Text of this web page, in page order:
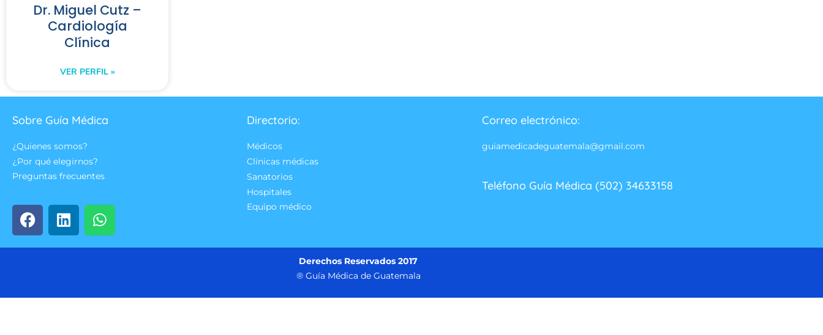
Dr. Miguel Cutz –
Cardiología
Clínica
VER PERFIL »
Sobre Guía Médica
¿Quienes somos?
¿Por qué elegirnos?
Preguntas frecuentes
Directorio:
Médicos
Clínicas médicas
Sanatorios
Hospitales
Equipo médico
Correo electrónico:
guiamedicadeguatemala@gmail.com
Teléfono Guía Médica (502) 34633158
Derechos Reservados 2017
® Guía Médica de Guatemala